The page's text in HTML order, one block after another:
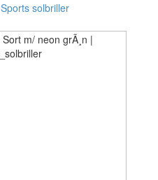
Sports solbriller